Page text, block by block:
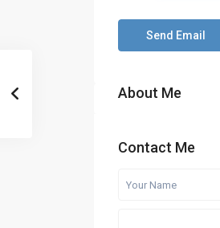
Send Email
About Me
Contact Me